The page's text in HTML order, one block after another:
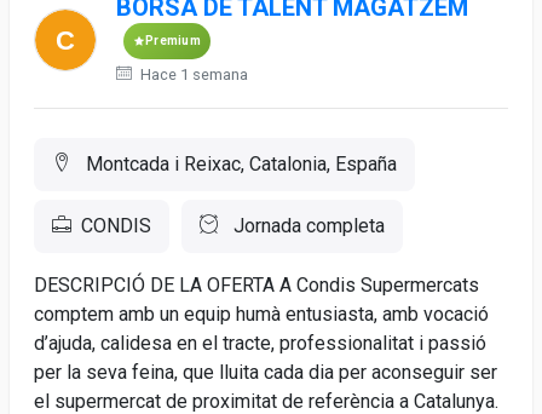
BORSA DE TALENT MAGATZEM
Premium
Hace 1 semana
Montcada i Reixac, Catalonia, España
CONDIS Jornada completa
DESCRIPCIÓ DE LA OFERTA A Condis Supermercats
comptem amb un equip humà entusiasta, amb vocació
d’ajuda, calidesa en el tracte, professionalitat i passió
per la seva feina, que lluita cada dia per aconseguir ser
el supermercat de proximitat de referència a Catalunya.